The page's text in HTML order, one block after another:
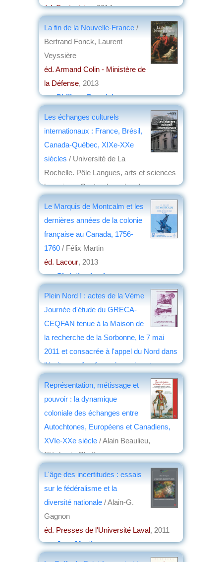
éd. Septentrion, 2014
La fin de la Nouvelle-France /
Bertrand Fonck, Laurent
Veyssière
éd. Armand Colin - Ministère de
la Défense, 2013
parPhilippe Bonnichon
Les échanges culturels
internationaux : France, Brésil,
Canada-Québec, XIXe-XXe
siècles / Université de La
Rochelle. Pôle Langues, arts et sciences
humaines- Centre de recherches en
histoire internationale et atlantique
Le Marquis de Montcalm et les
dernières années de la colonie
française au Canada, 1756-
1760 / Félix Martin
éd. Lacour, 2013
parChristian Lochon
Plein Nord ! : actes de la Vème
Journée d'étude du GRECA-
CEQFAN tenue à la Maison de
la recherche de la Sorbonne, le 7 mai
2011 et consacrée à l'appel du Nord dans
l'écrit canadien-français ancien et
Représentation, métissage et
pouvoir : la dynamique
coloniale des échanges entre
Autochtones, Européens et Canadiens,
XVIe-XXe siècle / Alain Beaulieu,
Stéphanie Chaffray
, 2012
L'âge des incertitudes : essais
sur le fédéralisme et la
diversité nationale / Alain-G.
Gagnon
éd. Presses de l'Université Laval, 2011
parJean Martin